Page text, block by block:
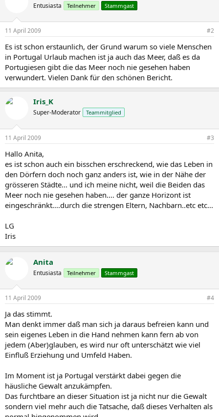
Entusiasta Teilnehmer Stammgast
11 April 2009 #2
Es ist schon erstaunlich, der Grund warum so viele Menschen
in Portugal Urlaub machen ist ja auch das Meer, daß es da
Portugiesen gibt die das Meer noch nie gesehen haben
verwundert. Vielen Dank für den schönen Bericht.
Iris_K
Super-Moderator Teammitglied
11 April 2009 #3
Hallo Anita,
es ist schon auch ein bisschen erschreckend, wie das Leben in
den Dörfern doch noch ganz anders ist, wie in der Nähe der
grösseren Städte... und ich meine nicht, weil die Beiden das
Meer noch nie gesehen haben.... der ganze Horizont ist
eingeschränkt....durch die strengen Eltern, Nachbarn..etc etc...
LG
Iris
Anita
Entusiasta Teilnehmer Stammgast
11 April 2009 #4
Ja das stimmt.
Man denkt immer daß man sich ja daraus befreien kann und
sein eigenes Leben in die Hand nehmen kann fern ab von
jedem (Aber)glauben, es wird nur oft unterschätzt wie viel
Einfluß Erziehung und Umfeld Haben.
Im Moment ist ja Portugal verstärkt dabei gegen die
häusliche Gewalt anzukämpfen.
Das furchtbare an dieser Situation ist ja nicht nur die Gewalt
sondern viel mehr auch die Tatsache, daß dieses Verhalten als